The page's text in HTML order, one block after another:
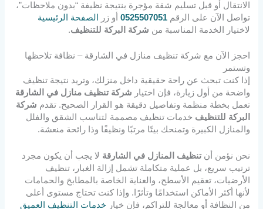
الانتقال أو قبل تسليم شقة مؤجرة بنتيجة نظيفة “بدون ملاحظات”،
تواصل الآن على الرقم0525507051 أو زر
الصفحة الرئيسية
لاختيار الخدمة المناسبة من شركة البركة للتنظيف.
احجز الآن مع شركة تنظيف منازل في الشارقة – نظافة تلاحظها
وتستمر
إذا كنت تبحث عن راحة حقيقية داخل منزلك، وتريد نتيجة تنظيف
واضحة من أول زيارة، فإن اختيار شركة تنظيف منازل في الشارقة
تعمل بخطة منظمة وتفاصيل دقيقة هو القرار الصحيح. تقدم شركة
البركة للتنظيف خدمات تنظيف مصممة لتناسب الشقق والفلل
والمنازل الكبيرة وتمنحك بيتًا مرتبًا ونظيفًا وذا رائحة منعشة.
نحن نؤمن أنتنظيف المنازل في الشارقة لا يجب أن يكون مجرد
ترتيب سريع، بل عملية متكاملة تشمل إزالة الغبار، تنظيف
الأرضيات، تعقيم الأسطح، والعناية الخاصة بالمطابخ والحمامات
لأنها أكثر الأماكن استخدامًا وتأثرًا. وإذا كنت تحتاج مستوى أعلى
من النظافة أو معالجة للتراكم، فإن خيارخدمات التنظيف العميق